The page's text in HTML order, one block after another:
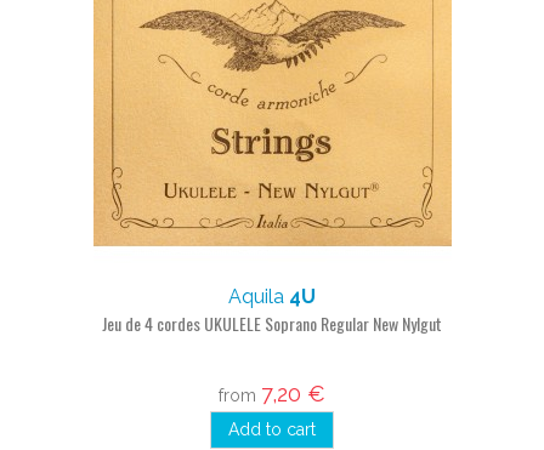
Aquila 4U
Jeu de 4 cordes UKULELE Soprano Regular New Nylgut
from 7,20 €
Add to cart